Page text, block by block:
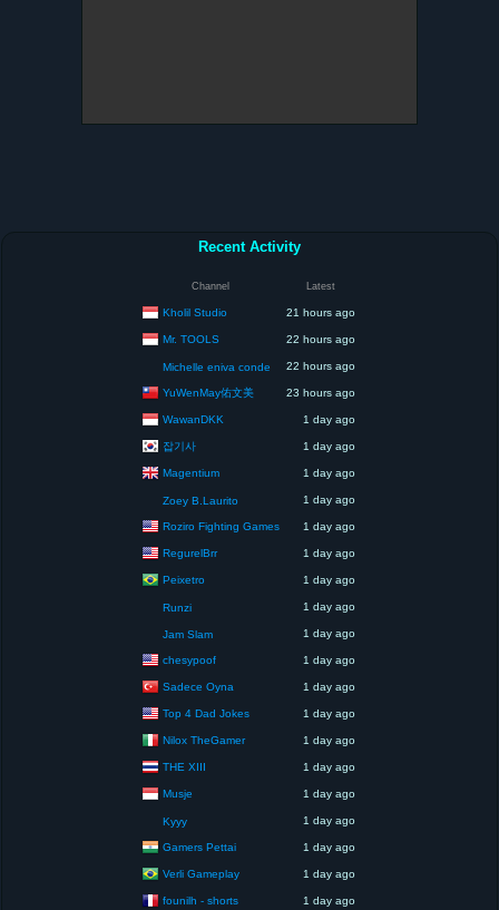
Recent Activity
Channel Latest
Kholil Studio 21 hours ago
Mr. TOOLS 22 hours ago
Michelle eniva conde 22 hours ago
YuWenMay佑文美 23 hours ago
WawanDKK 1 day ago
잡기사 1 day ago
Magentium 1 day ago
Zoey B.Laurito 1 day ago
Roziro Fighting Games 1 day ago
RegurelBrr 1 day ago
Peixetro 1 day ago
Runzi 1 day ago
Jam Slam 1 day ago
chesypoof 1 day ago
Sadece Oyna 1 day ago
Top 4 Dad Jokes 1 day ago
Nilox TheGamer 1 day ago
THE XIII 1 day ago
Musje 1 day ago
Kyyy 1 day ago
Gamers Pettai 1 day ago
Verli Gameplay 1 day ago
founilh - shorts 1 day ago